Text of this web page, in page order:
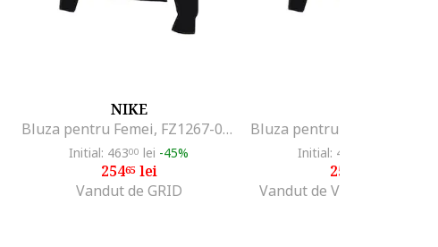
NIKE
Bluza pentru Femei, FZ1267-010, Negru, Negru
Initial: 46300 lei -45%
25465lei
Vandut de GRID
Initial: 463
254
Vandut de Various Brands